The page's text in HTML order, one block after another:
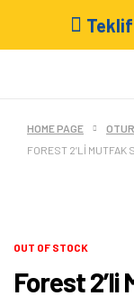
HOME PAGE
FOREST 2’LI MUTFAK
OUT OF STOCK
Forest